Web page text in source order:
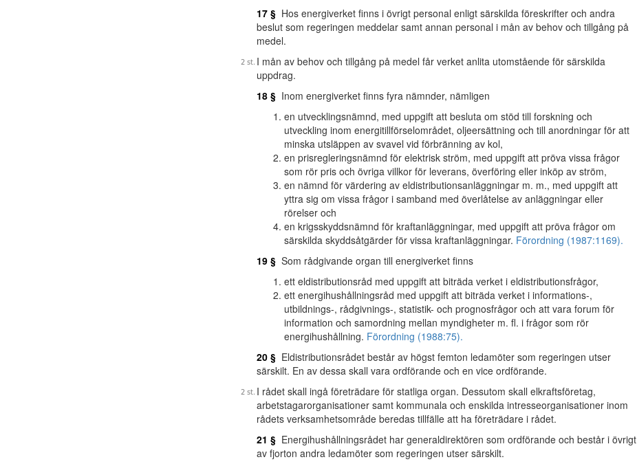
17 § Hos energiverket finns i övrigt personal enligt särskilda föreskrifter och andra
beslut som regeringen meddelar samt annan personal i mån av behov och tillgång på
medel.
I mån av behov och tillgång på medel får verket anlita utomstående för särskilda
uppdrag.
18 § Inom energiverket finns fyra nämnder, nämligen
en utvecklingsnämnd, med uppgift att besluta om stöd till forskning och
utveckling inom energitillförselområdet, oljeersättning och till anordningar för att
minska utsläppen av svavel vid förbränning av kol,
en prisregleringsnämnd för elektrisk ström, med uppgift att pröva vissa frågor
som rör pris och övriga villkor för leverans, överföring eller inköp av ström,
en nämnd för värdering av eldistributionsanläggningar m. m., med uppgift att
yttra sig om vissa frågor i samband med överlåtelse av anläggningar eller
rörelser och
en krigsskyddsnämnd för kraftanläggningar, med uppgift att pröva frågor om
särskilda skyddsåtgärder för vissa kraftanläggningar. Förordning (1987:1169).
19 § Som rådgivande organ till energiverket finns
ett eldistributionsråd med uppgift att biträda verket i eldistributionsfrågor,
ett energihushållningsråd med uppgift att biträda verket i informations-,
utbildnings-, rådgivnings-, statistik- och prognosfrågor och att vara forum för
information och samordning mellan myndigheter m. fl. i frågor som rör
energihushållning. Förordning (1988:75).
20 § Eldistributionsrådet består av högst femton ledamöter som regeringen utser
särskilt. En av dessa skall vara ordförande och en vice ordförande.
I rådet skall ingå företrädare för statliga organ. Dessutom skall elkraftsföretag,
arbetstagarorganisationer samt kommunala och enskilda intresseorganisationer inom
rådets verksamhetsområde beredas tillfälle att ha företrädare i rådet.
21 § Energihushållningsrådet har generaldirektören som ordförande och består i övrigt
av fjorton andra ledamöter som regeringen utser särskilt.